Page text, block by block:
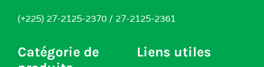
(+225) 27-2125-2370 / 27-2125-2361
Catégorie de
Liens utiles